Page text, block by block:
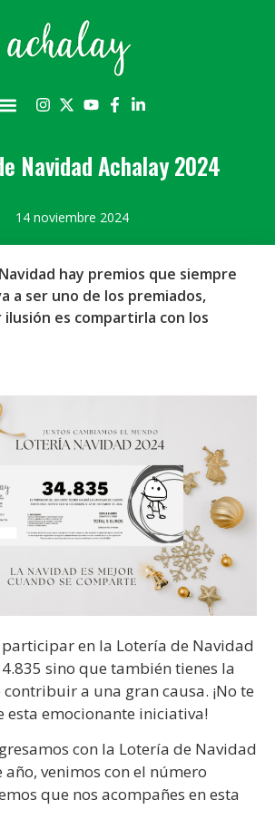
Navidad Achalay 2024
14 noviembre 2024
hay premios que siempre
a ser uno de los premiados,
es compartirla con los
en la Lotería de Navidad
sino que también tienes la
a una gran causa. ¡No te
esta emocionante iniciativa!
con la Lotería de Navidad
año, venimos con el número
que nos acompañes en esta